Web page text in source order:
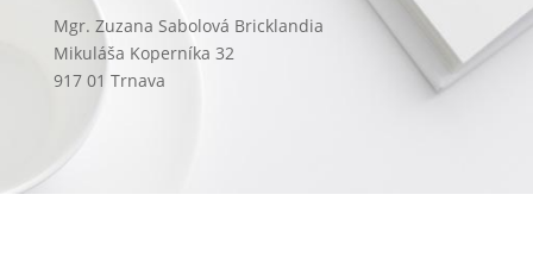
Mgr. Zuzana Sabolová Bricklandia
Mikuláša Koperníka 32
917 01 Trnava